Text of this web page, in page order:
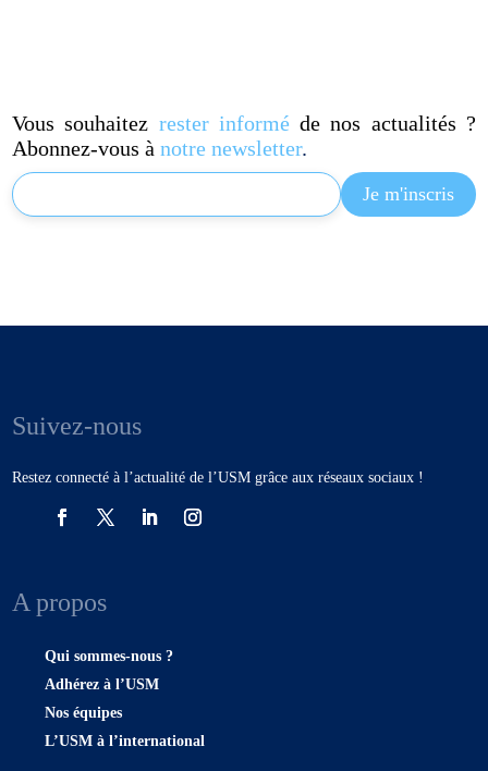
Vous souhaitez rester informéde nos actualités ?
Abonnez-vous ànotre newsletter.
Suivez-nous
Restez connecté à l’actualité de l’USM grâce aux réseaux sociaux !
A propos
Qui sommes-nous ?
Adhérez à l’USM
Nos équipes
L’USM à l’international